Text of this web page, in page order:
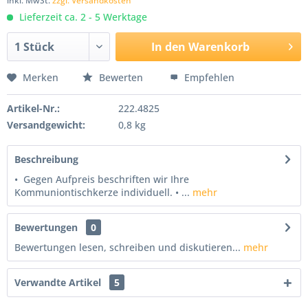
Lieferzeit ca. 2 - 5 Werktage
In den Warenkorb
Merken Bewerten Empfehlen
Artikel-Nr.:
222.4825
Versandgewicht:
0,8 kg
Beschreibung
• Gegen Aufpreis beschriften wir Ihre
Kommuniontischkerze individuell. • ... mehr
Bewertungen
0
Bewertungen lesen, schreiben und diskutieren... mehr
Verwandte Artikel 5